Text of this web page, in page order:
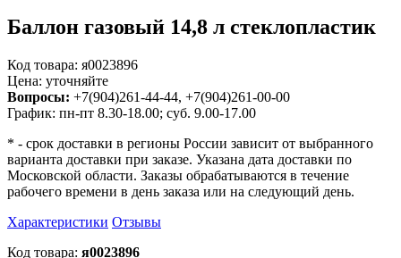
Баллон газовый 14,8 л стеклопластик
Код товара: я0023896
Цена: уточняйте
Вопросы: +7(904)261-44-44, +7(904)261-00-00
График: пн-пт 8.30-18.00; суб. 9.00-17.00
* - срок доставки в регионы России зависит от выбранного
варианта доставки при заказе. Указана дата доставки по
Московской области. Заказы обрабатываются в течение
рабочего времени в день заказа или на следующий день.
Характеристики Отзывы
Код товара: я0023896